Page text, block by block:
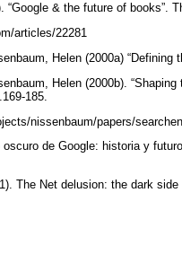
“Google & the future of
articles/22281
Helen (2000a)
Helen (2000b).
185.
nissenbaum/papers/
oscuro de Google: historia y
The Net delusion: the dark